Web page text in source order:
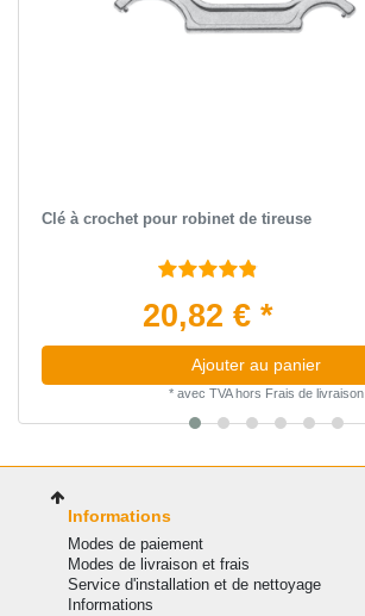
Clé à crochet pour robinet de tireuse
20,82 € *
Ajouter au panier
* avec TVAhors Frais de livraison
Informations
Modes de paiement
Modes de livraison et frais
Service d'installation et de nettoyage
Informations